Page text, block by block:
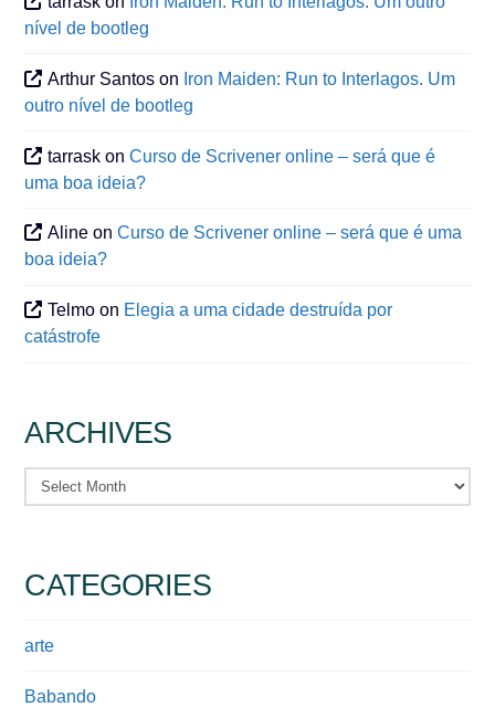
nível de bootleg
Arthur Santos on Iron Maiden: Run to Interlagos. Um
outro nível de bootleg
tarrask onCurso de Scrivener online – será que é
uma boa ideia?
Aline onCurso de Scrivener online – será que é uma
boa ideia?
Telmo on Elegia a uma cidade destruída por
catástrofe
ARCHIVES
Archives
CATEGORIES
arte
Babando